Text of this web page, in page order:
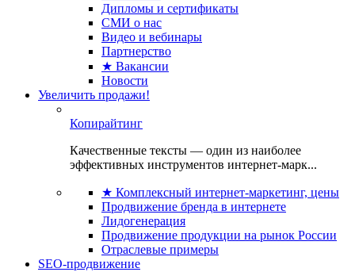
Дипломы и сертификаты
СМИ о нас
Видео и вебинары
Партнерство
★ Вакансии
Новости
Увеличить продажи!
Копирайтинг
Качественные тексты — один из наиболее
эффективных инструментов интернет-марк...
★ Комплексный интернет-маркетинг, цены
Продвижение бренда в интернете
Лидогенерация
Продвижение продукции на рынок России
Отраслевые примеры
SEO-продвижение